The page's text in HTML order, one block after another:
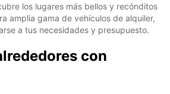
los lugares más bellos y recónditos
amplia gama de vehículos de alquiler,
a tus necesidades y presupuesto.
con